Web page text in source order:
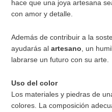
hace que una joya artesana
con amor y detalle.
Además de contribuir a la
ayudarás alartesano, un
labrarse un futuro con su arte.
Uso del color
Los materiales y piedras de
colores. La composición